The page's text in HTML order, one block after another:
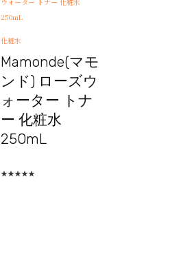
化粧水
Mamonde(マモ
ンド) ローズウ
ォーター トナ
ー 化粧水
250mL
★★★★★